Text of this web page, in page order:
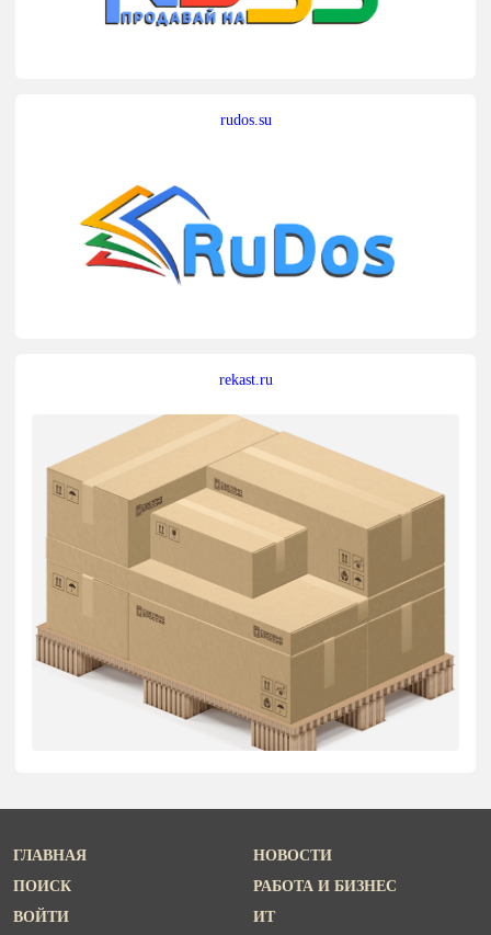
rudos.su
rekast.ru
ГЛАВНАЯ
ПОИСК
ВОЙТИ
НОВОСТИ
РАБОТА И БИЗНЕС
ИТ